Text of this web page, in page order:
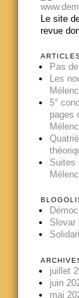
Le site
revue
Pas
Les
5°
pages
Suites
Slovar
juillet
juin
mai